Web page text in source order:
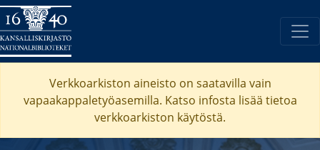
Verkkoarkiston aineisto on saatavilla vain
vapaakappaletyöasemilla. Katso infosta lisää tietoa
verkkoarkiston käytöstä.